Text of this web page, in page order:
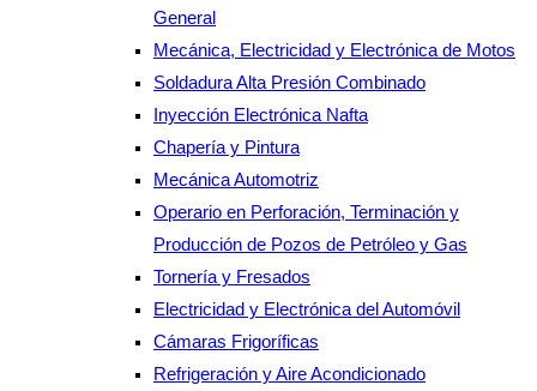
General
Mecánica, Electricidad y Electrónica de Motos
Soldadura Alta Presión Combinado
Inyección Electrónica Nafta
Chapería y Pintura
Mecánica Automotriz
Operario en Perforación, Terminación y
Producción de Pozos de Petróleo y Gas
Tornería y Fresados
Electricidad y Electrónica del Automóvil
Cámaras Frigoríficas
Refrigeración y Aire Acondicionado